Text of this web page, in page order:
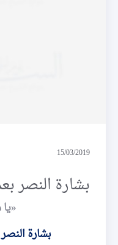
15/03/2019
بشارة النصر
بشارة النصر